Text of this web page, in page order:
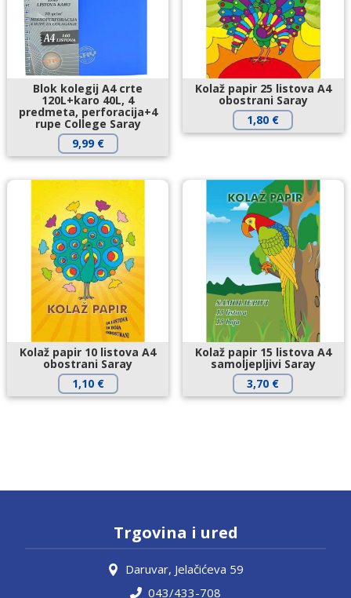
Blok kolegij A4 crte
120L+karo 40L, 4
predmeta, perforacija+4
rupe College Saray
9,99 €
Kolaž papir 25 listova A4
obostrani Saray
1,80 €
Kolaž papir 10 listova A4
obostrani Saray
1,10 €
Kolaž papir 15 listova A4
samoljepljivi Saray
3,70 €
Trgovina i ured
Daruvar, Jelačićeva 59
043/433-708